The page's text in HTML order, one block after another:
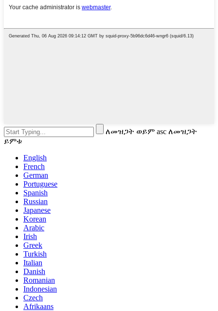
ለመዝጋት ወይም asc ለመዝጋት
ይምቱ
English
French
German
Portuguese
Spanish
Russian
Japanese
Korean
Arabic
Irish
Greek
Turkish
Italian
Danish
Romanian
Indonesian
Czech
Afrikaans